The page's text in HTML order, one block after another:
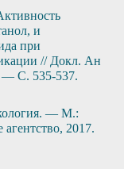
и
при
// Докл. Ан
С. 535-537.
— М.:
2017.